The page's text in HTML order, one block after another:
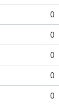
0
0
0
0
0